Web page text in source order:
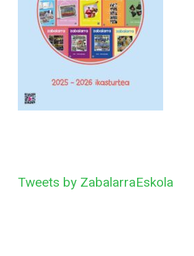
Tweets by ZabalarraEskola